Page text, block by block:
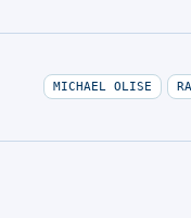
MICHAEL OLISE